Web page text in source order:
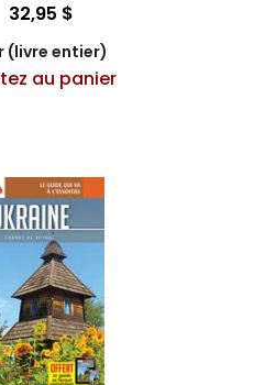
32,95 $
(livre entier)
au panier